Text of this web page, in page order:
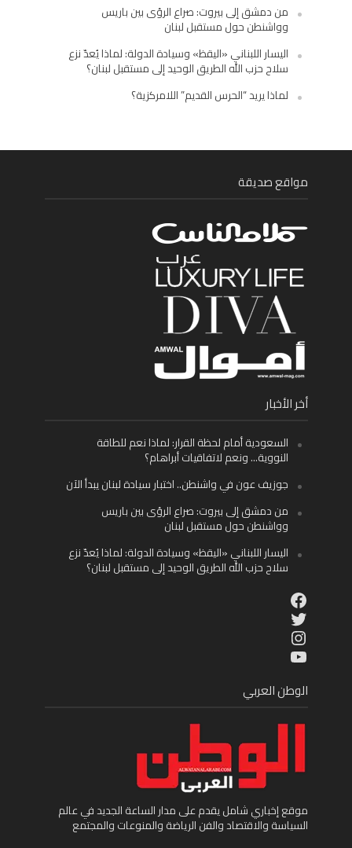
من دمشق إلى بيروت: صراع الرؤى بين باريس
وواشنطن حول مستقبل لبنان
اليسار اللبناني «اليقظ» وسيادة الدولة: لماذا يُعدّ نزع
سلاح حزب الله الطريق الوحيد إلى مستقبل لبنان؟
لماذا يريد “الحرس القديم” اللامركزية؟
مواقع صديقة
أخر الأخبار
السعودية أمام لحظة القرار: لماذا نعم للطاقة
النووية… ونعم لاتفاقيات أبراهام؟
جوزيف عون في واشنطن.. اختبار سيادة لبنان يبدأ الآن
من دمشق إلى بيروت: صراع الرؤى بين باريس
وواشنطن حول مستقبل لبنان
اليسار اللبناني «اليقظ» وسيادة الدولة: لماذا يُعدّ نزع
سلاح حزب الله الطريق الوحيد إلى مستقبل لبنان؟
Facebook
Twitter
Instagram
YouTube
الوطن العربي
موقع إخباري شامل يقدم على مدار الساعة الجديد في عالم
السياسة والاقتصاد والفن الرياضة والمنوعات والمجتمع